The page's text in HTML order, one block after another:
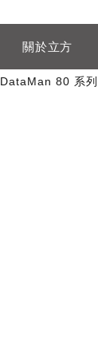
關於立方
DataMan 80 系列